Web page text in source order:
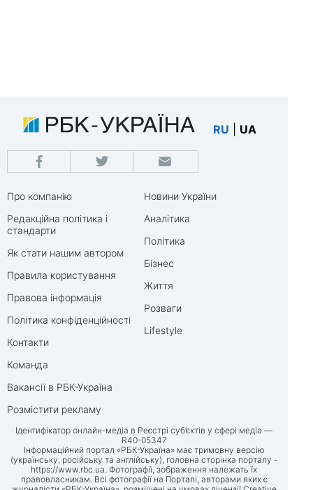
RU UA
Про компанію
Редакційна політика і
стандарти
Як стати нашим автором
Правила користування
Правова інформація
Політика конфіденційності
Контакти
Команда
Вакансії в РБК-Україна
Розмістити рекламу
Новини України
Аналітика
Політика
Бізнес
Життя
Розваги
Lifestyle
Ідентифікатор онлайн-медіа в Реєстрі суб’єктів у сфері медіа —
R40-05347
Інформаційний портал «РБК-Україна» має тримовну версію
(українську, російську та англійську), головна сторінка порталу -
https://www.rbc.ua . Фотографії, зображення належать їх
правовласникам. Всі фотографії на Порталі, авторами яких є